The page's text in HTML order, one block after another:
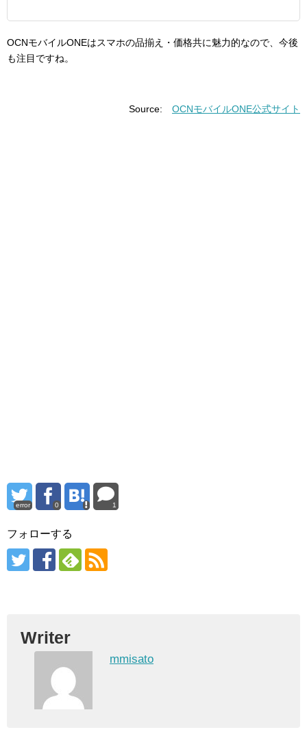
OCNモバイルONEはスマホの品揃え・価格共に魅力的なので、今後
も注目ですね。
Source: OCNモバイルONE公式サイト
error 0 1
フォローする
Writer
mmisato